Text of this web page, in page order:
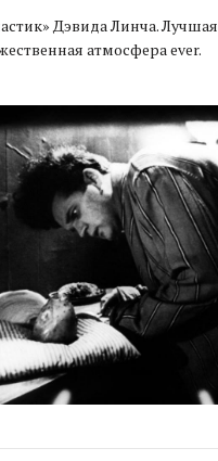
Дэвида Линча. Лучшая
атмосфера ever.